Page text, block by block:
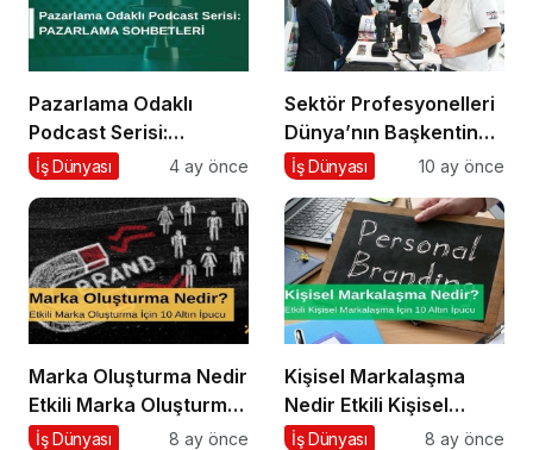
Pazarlama Odaklı
Podcast Serisi:
Pazarlama Sohbetleri
İş Dünyası 4 ay önce
Sektör Profesyonelleri
Dünya’nın Başkentinde
Buluşacak!
İş Dünyası 10 ay önce
Marka Oluşturma Nedir
Etkili Marka Oluşturma
için 10 Altın İpucu
İş Dünyası 8 ay önce
Kişisel Markalaşma
Nedir Etkili Kişisel
Markalaşma için 10
İş Dünyası 8 ay önce